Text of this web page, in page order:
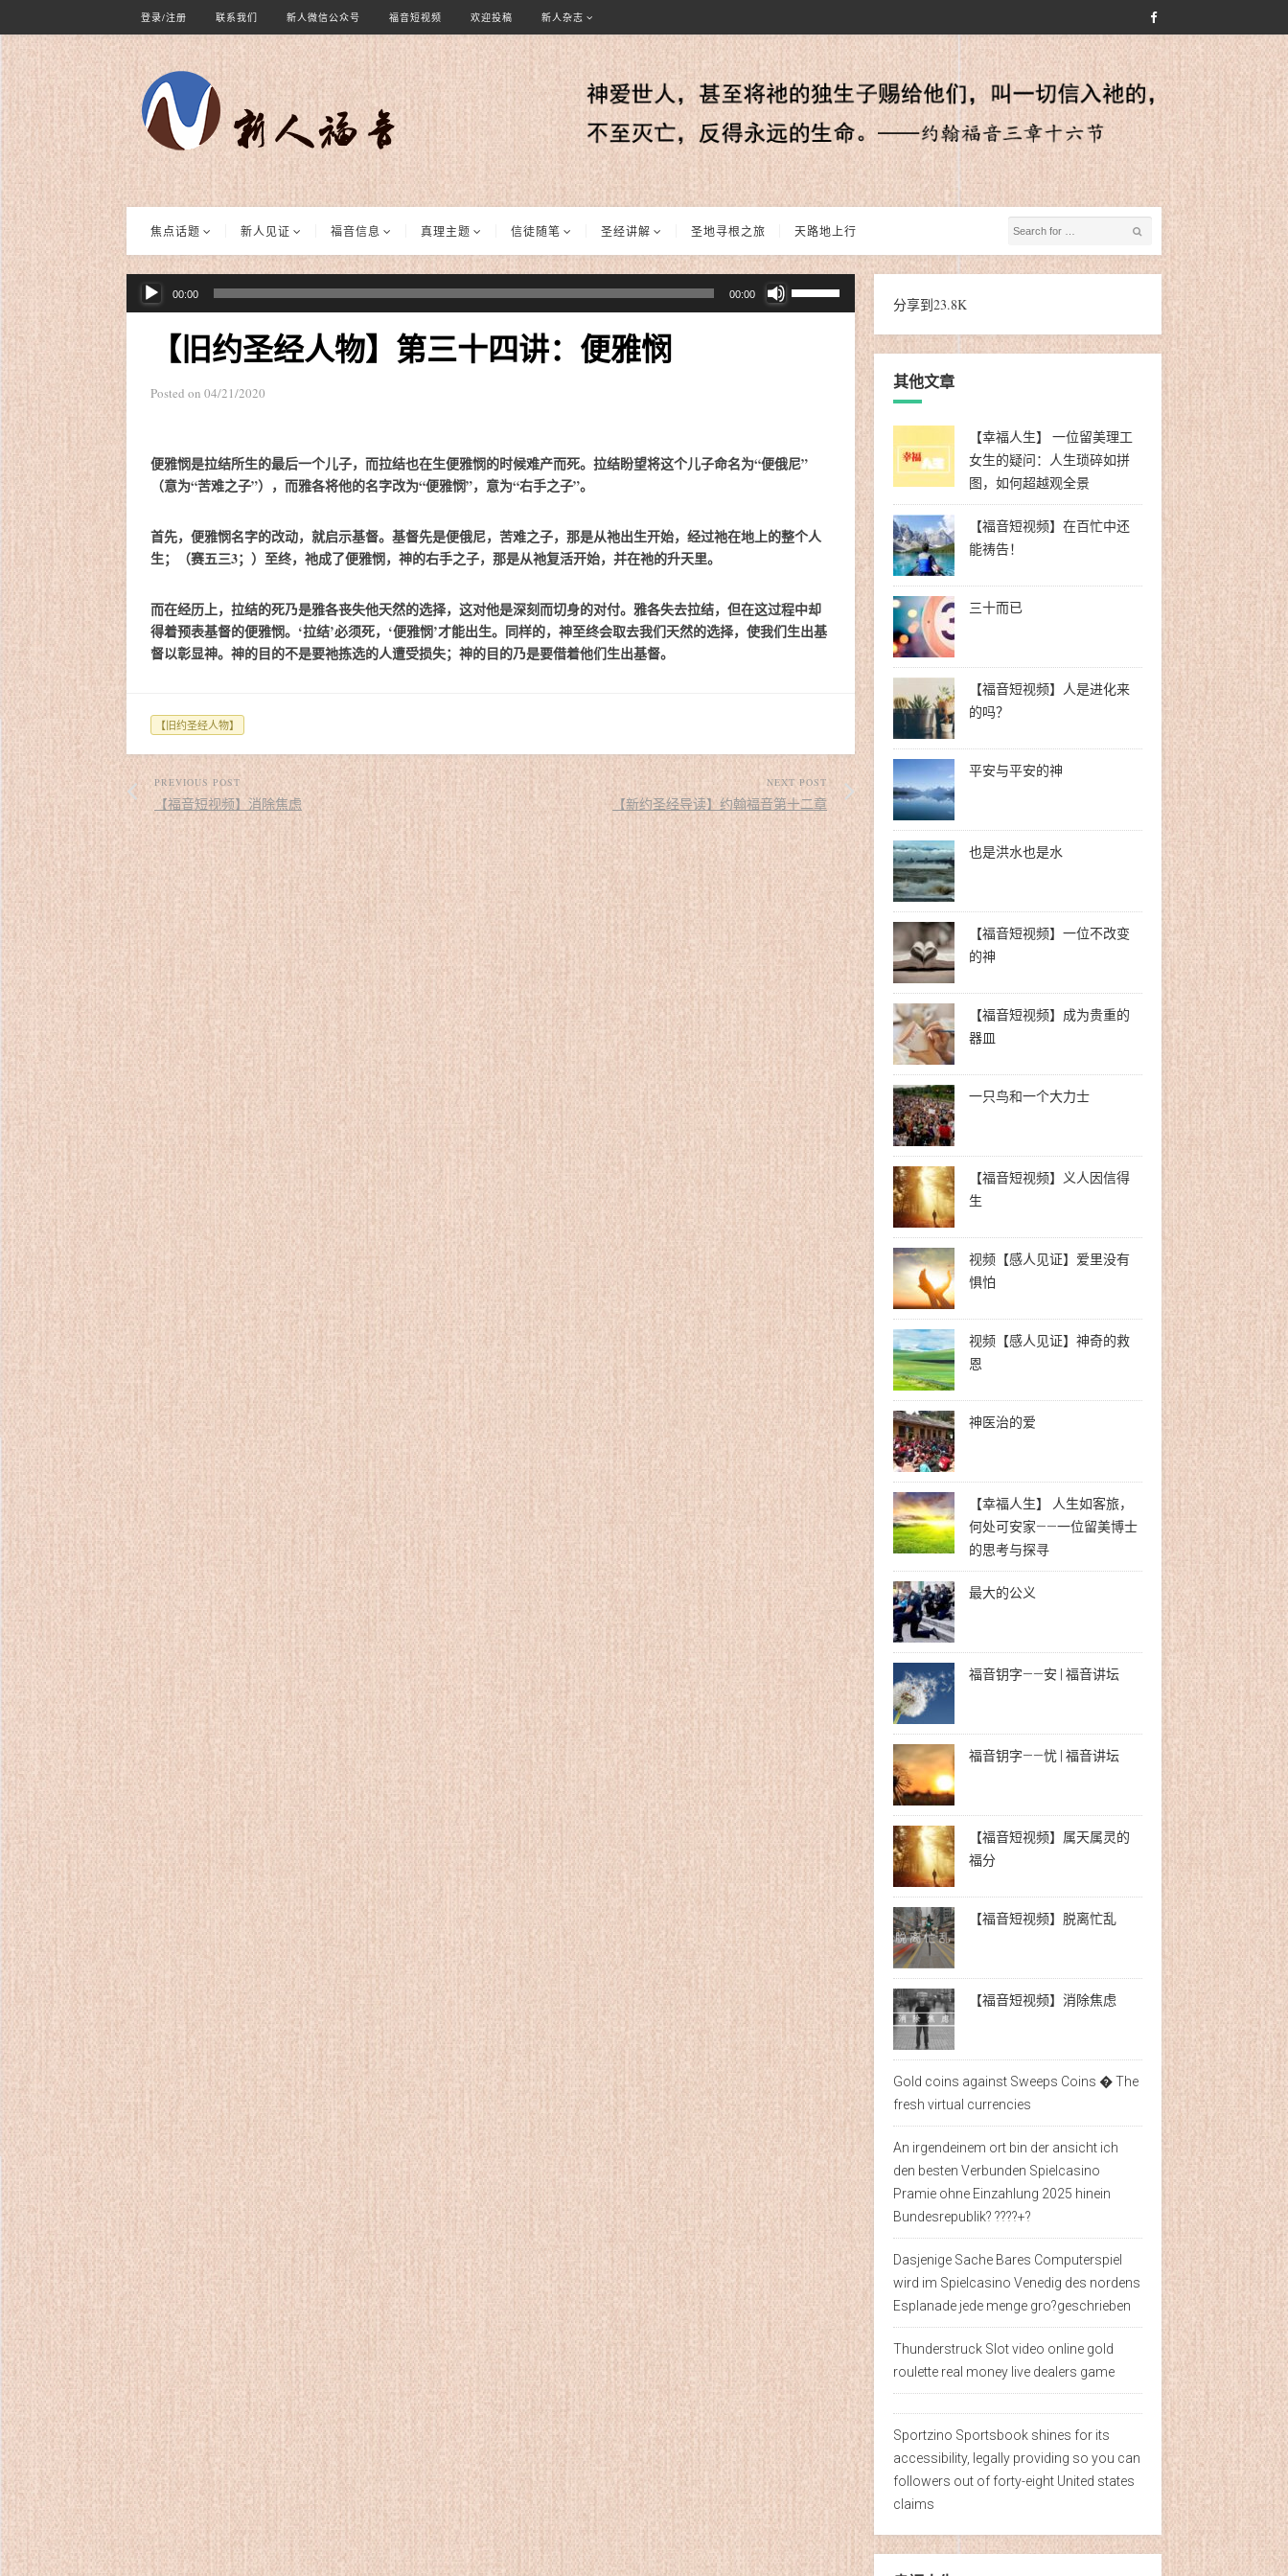
登录/注册 联系我们 新人微信公众号 福音短视频 欢迎投稿 新人杂志
焦点话题 新人见证 福音信息 真理主题 信徒随笔 圣经讲解 圣地寻根之旅 天路地上行
00:00 00:00
增
降
低
【旧约圣经人物】第三十四讲：便雅悯
Posted on 04/21/2020
便雅悯是拉结所生的最后一个儿子，而拉结也在生便雅悯的时候难产而死。拉结盼望将这个儿子命名为“便俄尼”
（意为“苦难之子”），而雅各将他的名字改为“便雅悯”，意为“右手之子”。
首先，便雅悯名字的改动，就启示基督。基督先是便俄尼，苦难之子，那是从祂出生开始，经过祂在地上的整个人
生；（赛五三3；）至终，祂成了便雅悯，神的右手之子，那是从祂复活开始，并在祂的升天里。
而在经历上，拉结的死乃是雅各丧失他天然的选择，这对他是深刻而切身的对付。雅各失去拉结，但在这过程中却
得着预表基督的便雅悯。‘拉结’必须死，‘便雅悯’才能出生。同样的，神至终会取去我们天然的选择，使我们生出基
督以彰显神。神的目的不是要祂拣选的人遭受损失；神的目的乃是要借着他们生出基督。
【旧约圣经人物】
PREVIOUS POST
【福音短视频】消除焦虑
NEXT POST
【新约圣经导读】约翰福音第十二章
分享到23.8K
其他文章
【幸福人生】 一位留美理工
女生的疑问：人生琐碎如拼
图，如何超越观全景
【福音短视频】在百忙中还
能祷告！
三十而已
【福音短视频】人是进化来
的吗？
平安与平安的神
也是洪水也是水
【福音短视频】一位不改变
的神
【福音短视频】成为贵重的
器皿
一只鸟和一个大力士
【福音短视频】义人因信得
生
视频【感人见证】爱里没有
惧怕
视频【感人见证】神奇的救
恩
神医治的爱
【幸福人生】 人生如客旅，
何处可安家——一位留美博士
的思考与探寻
最大的公义
福音钥字——安 | 福音讲坛
福音钥字——忧 | 福音讲坛
【福音短视频】属天属灵的
福分
【福音短视频】脱离忙乱
【福音短视频】消除焦虑
Gold coins against Sweeps Coins � The
fresh virtual currencies
An irgendeinem ort bin der ansicht ich
den besten Verbunden Spielcasino
Pramie ohne Einzahlung 2025 hinein
Bundesrepublik? ????+?
Dasjenige Sache Bares Computerspiel
wird im Spielcasino Venedig des nordens
Esplanade jede menge gro?geschrieben
Thunderstruck Slot video online gold
roulette real money live dealers game
Sportzino Sportsbook shines for its
accessibility, legally providing so you can
followers out of forty-eight United states
claims